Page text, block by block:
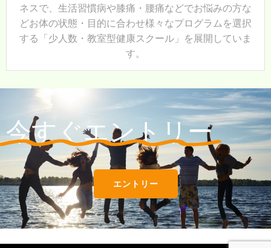
ネスで、 生活習慣病や膝痛・腰痛などでお悩みの方な
どお体の状態・目的に合わせ様々なプログラムを選択
する「少人数・教室型健康スクール」を展開していま
す。
今すぐエントリー
エントリー